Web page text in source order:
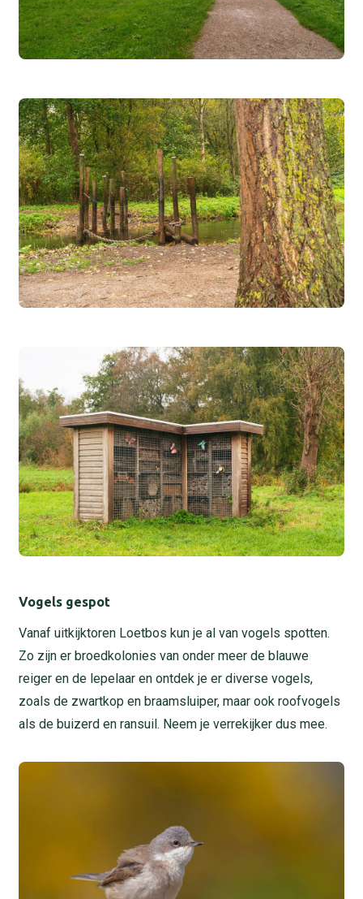
Vogels gespot
Vanaf uitkijktoren Loetbos kun je al van vogels spotten.
Zo zijn er broedkolonies van onder meer de blauwe
reiger en de lepelaar en ontdek je er diverse vogels,
zoals de zwartkop en braamsluiper, maar ook roofvogels
als de buizerd en ransuil. Neem je verrekijker dus mee.